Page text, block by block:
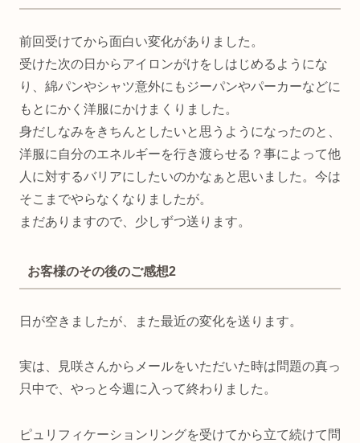
前回受けてから面白い変化がありました。
受けた次の日からアイロンがけをしはじめるようにな
り、綿パンやシャツ意外にもジーパンやパーカーなどに
もとにかく洋服にかけまくりました。
身だしなみをきちんとしたいと思うようになったのと、
洋服に自分のエネルギーを行き渡らせる？事によって他
人に対するバリアにしたいのかなぁと思いました。今は
そこまでやらなくなりましたが。
まだありますので、少しずつ送ります。
お客様のその後のご感想2
日が空きましたが、また最近の変化を送ります。
実は、見咲さんからメールをいただいた時は問題の真っ
只中で、やっと今週に入って終わりました。
ピュリフィケーションリングを受けてから立て続けて問